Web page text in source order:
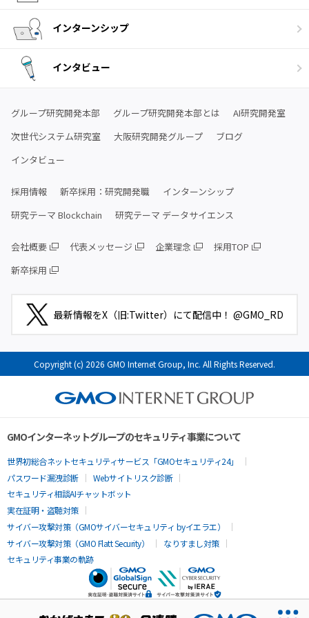
インターンシップ
インタビュー
グループ研究開発本部 グループ研究開発本部とは
AI研究開発室
次世代システム研究室
大阪研究開発グループ
ブログ
インタビュー
採用情報 新卒採用：研究開発職
インターンシップ
研究テーマ Blockchain
研究テーマ データサイエンス
会社概要 代表メッセージ 企業理念
採用TOP
新卒採用
最新情報をX（旧:Twitter）にて配信中！ @GMO_RD
Copyright (c) 2026 GMO Internet Group, Inc. All Rights Reserved.
GMOインターネットグループのセキュリティ事業について
世界初総合ネットセキュリティサービス「GMOセキュリティ24」
パスワード漏洩診断
Webサイトリスク診断
セキュリティ相談AIチャットボット
実在証明・盗聴対策
サイバー攻撃対策（GMOサイバーセキュリティ byイエラエ）
サイバー攻撃対策（GMO Flatt Security）
なりすまし対策
セキュリティ事業の軌跡